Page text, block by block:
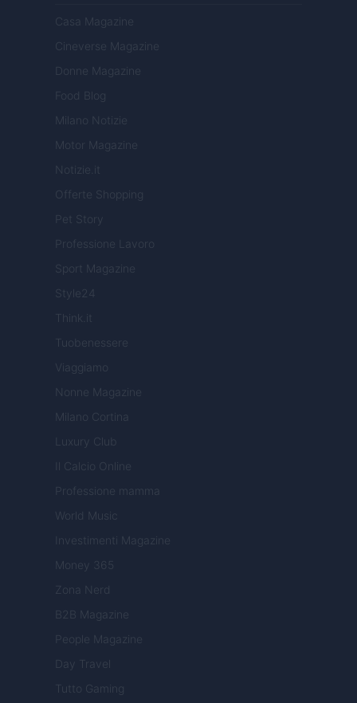
Casa Magazine
Cineverse Magazine
Donne Magazine
Food Blog
Milano Notizie
Motor Magazine
Notizie.it
Offerte Shopping
Pet Story
Professione Lavoro
Sport Magazine
Style24
Think.it
Tuobenessere
Viaggiamo
Nonne Magazine
Milano Cortina
Luxury Club
Il Calcio Online
Professione mamma
World Music
Investimenti Magazine
Money 365
Zona Nerd
B2B Magazine
People Magazine
Day Travel
Tutto Gaming